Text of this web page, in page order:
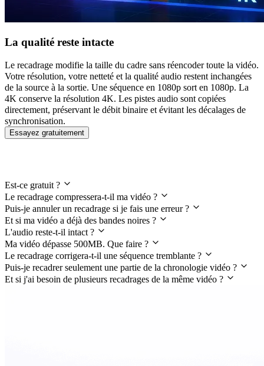
La qualité reste intacte
Le recadrage modifie la taille du cadre sans réencoder toute la vidéo.
Votre résolution, votre netteté et la qualité audio restent inchangées
de la source à la sortie. Une séquence en 1080p sort en 1080p. La
4K conserve la résolution 4K. Les pistes audio sont copiées
directement, préservant le débit binaire et évitant les décalages de
synchronisation.
Essayez gratuitement
Est-ce gratuit ?
Le recadrage compressera-t-il ma vidéo ?
Puis-je annuler un recadrage si je fais une erreur ?
Et si ma vidéo a déjà des bandes noires ?
L'audio reste-t-il intact ?
Ma vidéo dépasse 500MB. Que faire ?
Le recadrage corrigera-t-il une séquence tremblante ?
Puis-je recadrer seulement une partie de la chronologie vidéo ?
Et si j'ai besoin de plusieurs recadrages de la même vidéo ?